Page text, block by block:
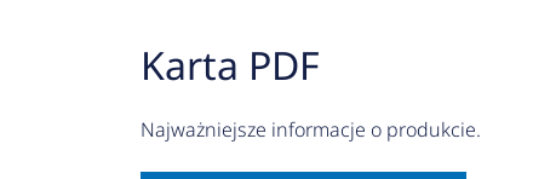
Karta PDF
Najważniejsze informacje o produkcie.